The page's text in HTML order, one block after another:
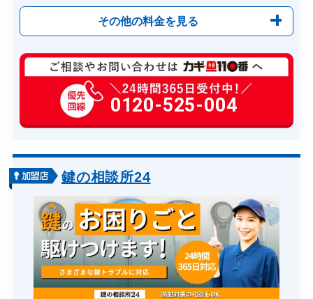
その他の料金を見る
玄関カギ修理 6,600円～(税込)
玄関カギ作成 14,300円～(税込)
玄関カギ交換 14,300円～(税込)
金庫カギ開け
0120-525-004
鍵の相談所24